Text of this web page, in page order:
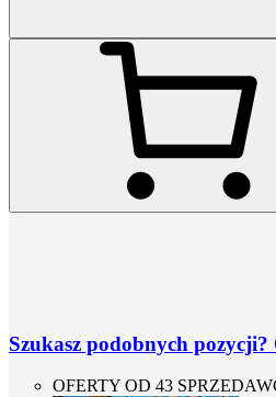
Szukasz podobnych pozycji?
OFERTY OD 43